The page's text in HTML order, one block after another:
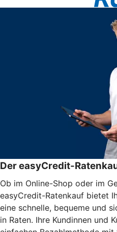
Der easyCredit-
Ob im Online-Shop oder im
easyCredit-Ratenkauf bietet
eine schnelle, bequeme und
in Raten. Ihre Kundinnen und